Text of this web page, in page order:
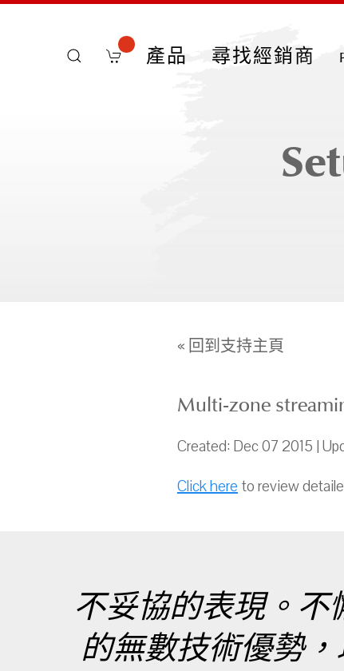
產品 尋找經銷商
« 回到支持主頁
Multi-zone
Created: Dec 07 2015 |
Click here to review
不妥協的表現。
的無數技術優勢，